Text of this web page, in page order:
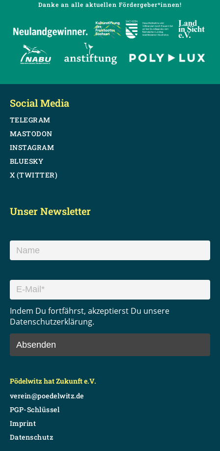
Danke an alle aktuellen Fördergeber*innen!
Social Media
TELEGRAM
MASTODON
INSTAGRAM
BLUESKY
X (TWITTER)
Unser Newsletter
Indem Du fortfährst, akzeptierst Du unsere
Datenschutzerklärung.
Pödelwitz hat Zukunft e.V.
verein@poedelwitz.de
PGP-Schlüssel
Imprint
Datenschutz